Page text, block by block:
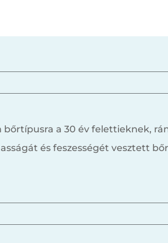
bőrtípusra a 30 év felettieknek,
és feszességét vesztett